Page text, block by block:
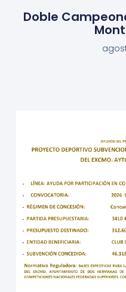
Doble